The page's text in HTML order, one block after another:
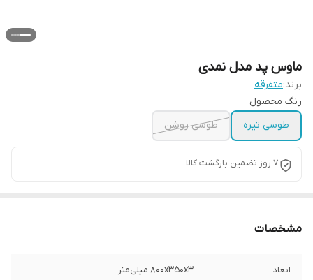
ماوس پد مدل نمدی
برند:متفرقه
رنگ محصول
طوسی تیره
طوسی روشن
۷ روز تضمین بازگشت کالا
مشخصات
ابعاد ۸۰۰x۳۵۰x۳ میلی‌متر